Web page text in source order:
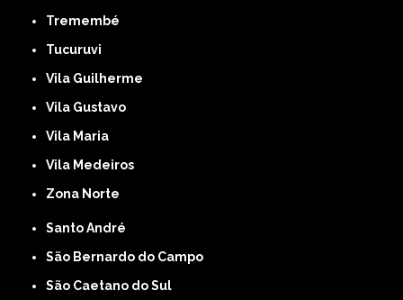
Tremembé
Tucuruvi
Vila Guilherme
Vila Gustavo
Vila Maria
Vila Medeiros
Zona Norte
Santo André
São Bernardo do Campo
São Caetano do Sul